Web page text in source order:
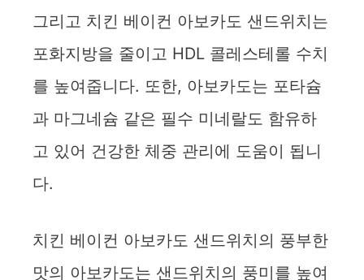
그리고 치킨 베이컨 아보카도 샌드위치는
포화지방을 줄이고 HDL 콜레스테롤 수치
를 높여줍니다. 또한, 아보카도는 포타슘
과 마그네슘 같은 필수 미네랄도 함유하
고 있어 건강한 체중 관리에 도움이 됩니
다.
치킨 베이컨 아보카도 샌드위치의 풍부한
맛의 아보카도는 샌드위치의 풍미를 높여